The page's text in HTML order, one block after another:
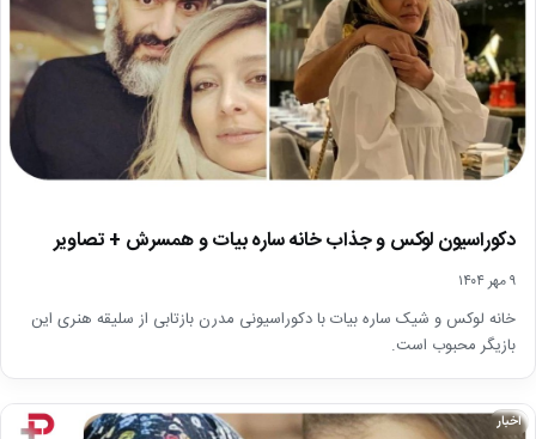
دکوراسیون لوکس و جذاب خانه ساره بیات و همسرش + تصاویر
۹ مهر ۱۴۰۴
خانه لوکس و شیک ساره بیات با دکوراسیونی مدرن بازتابی از سلیقه هنری این
بازیگر محبوب است.
اخبار